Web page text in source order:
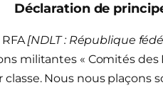
Déclaration de
[NDLT : République
militantes « Comités
Nous nous plaçons